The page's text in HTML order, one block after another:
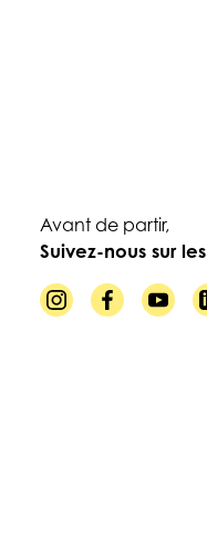
Avant de partir,
Suivez-nous sur